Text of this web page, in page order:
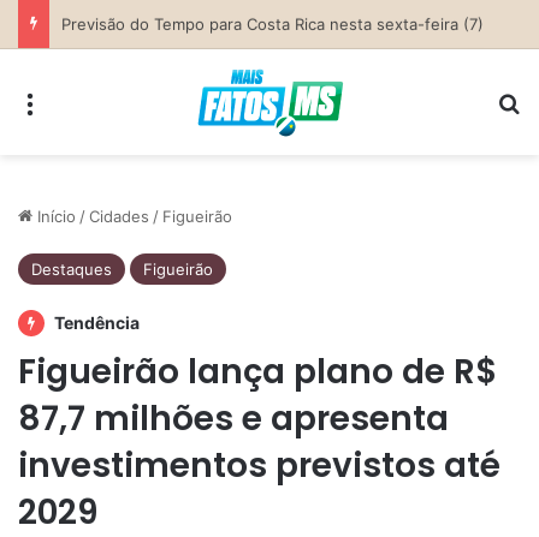
Previsão do Tempo para Costa Rica nesta sexta-feira (7)
Início /Cidades / Figueirão
Destaques Figueirão
Tendência
Figueirão lança plano de R$
87,7 milhões e apresenta
investimentos previstos até
2029